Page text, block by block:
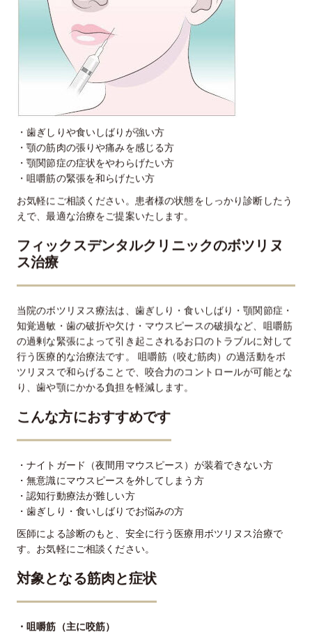
・歯ぎしりや食いしばりが強い方
・顎の筋肉の張りや痛みを感じる方
・顎関節症の症状をやわらげたい方
・咀嚼筋の緊張を和らげたい方
お気軽にご相談ください。患者様の状態をしっかり診断したう
えで、最適な治療をご提案いたします。
フィックスデンタルクリニックのボツリヌ
ス治療
当院のボツリヌス療法は、歯ぎしり・食いしばり・顎関節症・
知覚過敏・歯の破折や欠け・マウスピースの破損など、咀嚼筋
の過剰な緊張によって引き起こされるお口のトラブルに対して
行う医療的な治療法です。 咀嚼筋（咬む筋肉）の過活動をボ
ツリヌスで和らげることで、咬合力のコントロールが可能とな
り、歯や顎にかかる負担を軽減します。
こんな方におすすめです
・ナイトガード（夜間用マウスピース）が装着できない方
・無意識にマウスピースを外してしまう方
・認知行動療法が難しい方
・歯ぎしり・食いしばりでお悩みの方
医師による診断のもと、安全に行う医療用ボツリヌス治療で
す。お気軽にご相談ください。
対象となる筋肉と症状
・咀嚼筋（主に咬筋）